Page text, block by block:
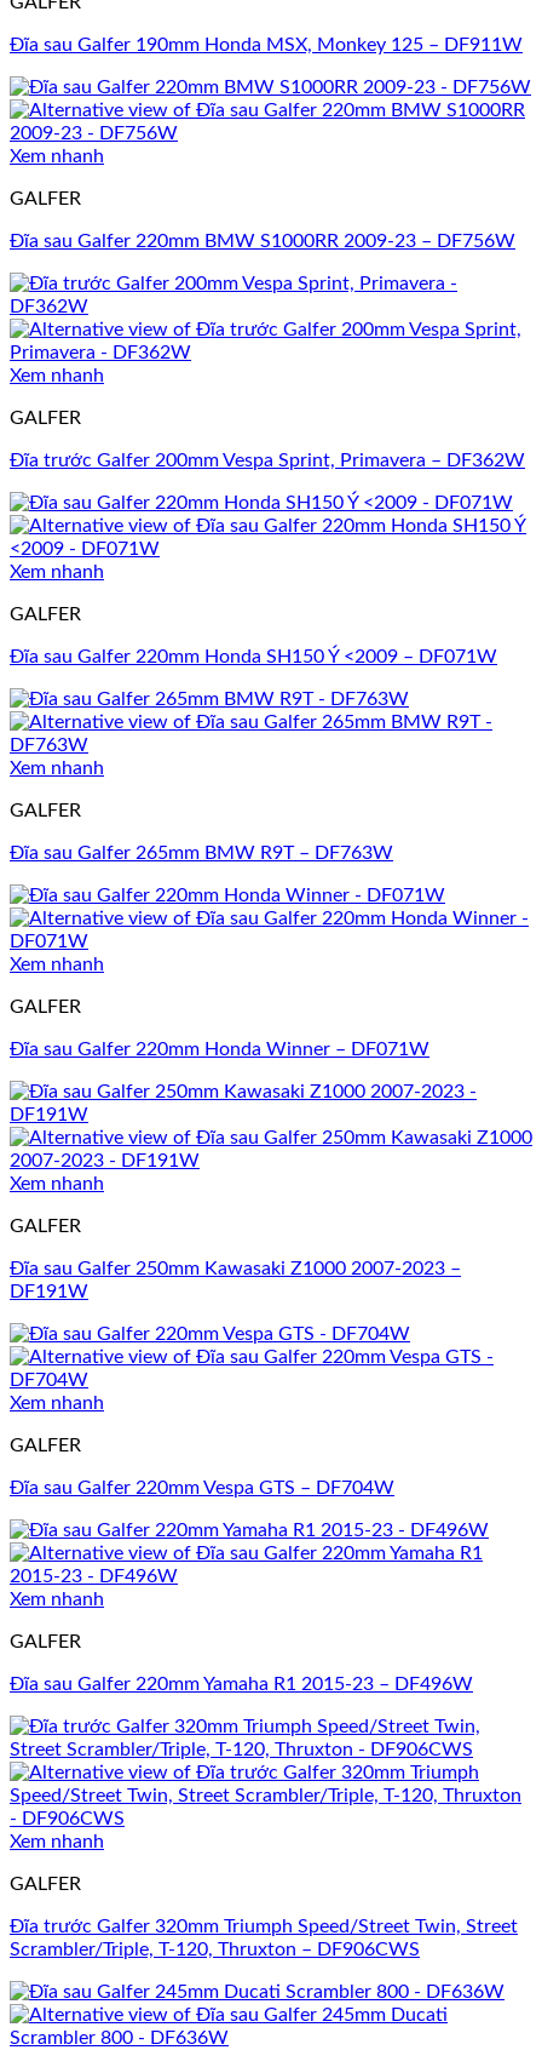
Đĩa sau Galfer 190mm Honda MSX, Monkey 125 – DF911W
Xem nhanh
GALFER
Đĩa sau Galfer 220mm BMW S1000RR 2009-23 – DF756W
Xem nhanh
GALFER
Đĩa trước Galfer 200mm Vespa Sprint, Primavera – DF362W
Xem nhanh
GALFER
Đĩa sau Galfer 220mm Honda SH150 Ý <2009 – DF071W
Xem nhanh
GALFER
Đĩa sau Galfer 265mm BMW R9T – DF763W
Xem nhanh
GALFER
Đĩa sau Galfer 220mm Honda Winner – DF071W
Xem nhanh
GALFER
Đĩa sau Galfer 250mm Kawasaki Z1000 2007-2023 –
DF191W
Xem nhanh
GALFER
Đĩa sau Galfer 220mm Vespa GTS – DF704W
Xem nhanh
GALFER
Đĩa sau Galfer 220mm Yamaha R1 2015-23 – DF496W
Xem nhanh
GALFER
Đĩa trước Galfer 320mm Triumph Speed/Street Twin, Street
Scrambler/Triple, T-120, Thruxton – DF906CWS